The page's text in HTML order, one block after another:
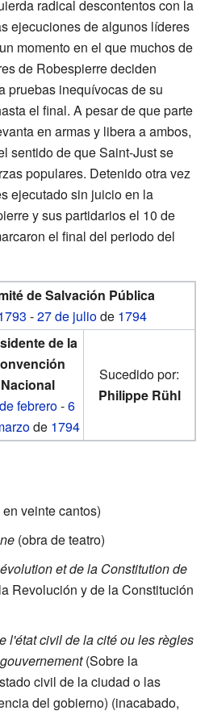
radical descontentos con la
ejecuciones de algunos líderes
momento en el que muchos de
de Robespierre deciden
pruebas inequívocas de su
el final. A pesar de que parte
en armas y libera a ambos,
sentido de que Saint-Just se
populares. Detenido otra vez
ejecutado sin juicio en la
y sus partidarios el 10 de
el final del periodo del
de Salvación Pública
-27 de juliode 1794
de la
Nacional
febrero-6
de 1794
Sucedido por:
Philippe Rühl
veinte cantos)
(obra de teatro)
et de la Constitution de
Revolución y de la Constitución
l'état civil de la cité ou les règles
(Sobre la
civil de la ciudad o las
del gobierno) (inacabado,